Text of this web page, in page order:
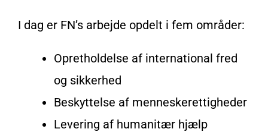
I dag er FN’s arbejde opdelt i fem områder:
Opretholdelse af international fred
og sikkerhed
Beskyttelse af menneskerettigheder
Levering af humanitær hjælp